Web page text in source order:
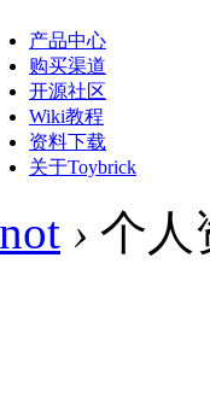
产品中心
购买渠道
开源社区
Wiki教程
资料下载
关于Toybrick
› 个人